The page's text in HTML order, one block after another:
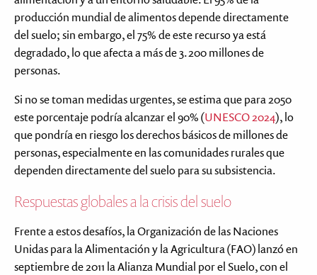
producción mundial de alimentos depende directamente
del suelo; sin embargo, el 75% de este recurso ya está
degradado, lo que afecta a más de 3.200 millones de
personas.
Si no se toman medidas urgentes, se estima que para 2050
este porcentaje podría alcanzar el 90% (UNESCO 2024), lo
que pondría en riesgo los derechos básicos de millones de
personas, especialmente en las comunidades rurales que
dependen directamente del suelo para su subsistencia.
Respuestas globales a la crisis del suelo
Frente a estos desafíos, la Organización de las Naciones
Unidas para la Alimentación y la Agricultura (FAO) lanzó en
septiembre de 2011 la Alianza Mundial por el Suelo, con el